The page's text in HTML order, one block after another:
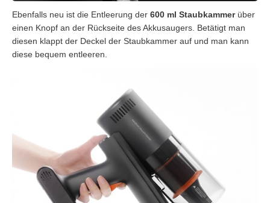
Ebenfalls neu ist die Entleerung der 600 ml Staubkammerüber
einen Knopf an der Rückseite des Akkusaugers. Betätigt man
diesen klappt der Deckel der Staubkammer auf und man kann
diese bequem entleeren.